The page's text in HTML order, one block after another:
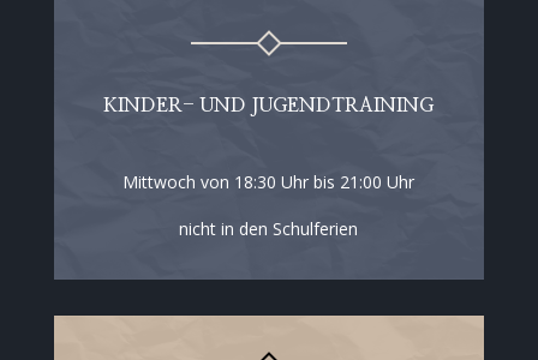
KINDER- UND JUGENDTRAINING
Mittwoch von 18:30 Uhr bis 21:00 Uhr
nicht in den Schulferien